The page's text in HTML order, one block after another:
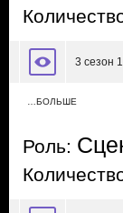
3 сезон
…БОЛЬШЕ
Роль: